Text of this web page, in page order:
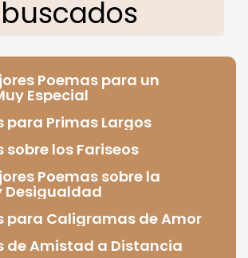
buscados
Poemas para un
Especial
para Primas Largos
sobre los Fariseos
Poemas sobre la
Desigualdad
para Caligramas de Amor
de Amistad a Distancia